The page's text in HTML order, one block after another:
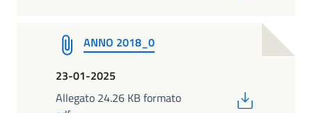
ANNO 2018_0
23-01-2025
Allegato 24.26 KB formato